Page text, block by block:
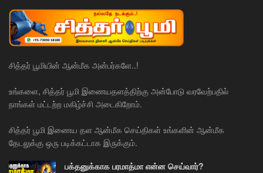
சித்தர் பூமியின் ஆன்மீக அன்பர்களே..!
உங்களை, சித்தர் பூமி இணையதளத்திற்கு அன்போடு வரவேற்பதில்
நாங்கள் மட்டற்ற மகிழ்ச்சி அடைகிறோம்.
சித்தர் பூமி இணைய தள ஆன்மீக செய்திகள் உங்களின் ஆன்மீக
தேடலுக்கு ஒரு படிக்கட்டாக இருக்கும்.
பக்தனுக்காக பரமாத்மா என்ன செய்வார்?